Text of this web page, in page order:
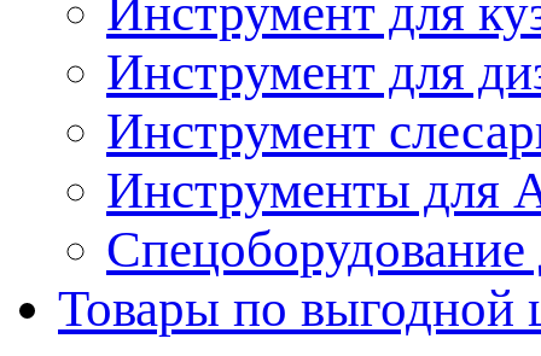
Инструмент для
Инструмент для
Инструмент
Инструменты
Спецоборудование
Товары по выгодной